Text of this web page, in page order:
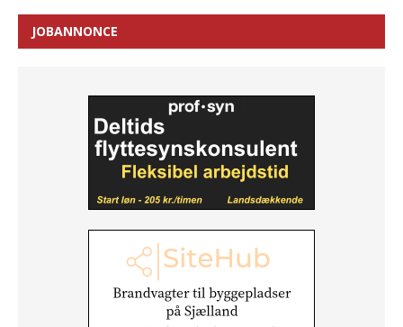
JOBANNONCE